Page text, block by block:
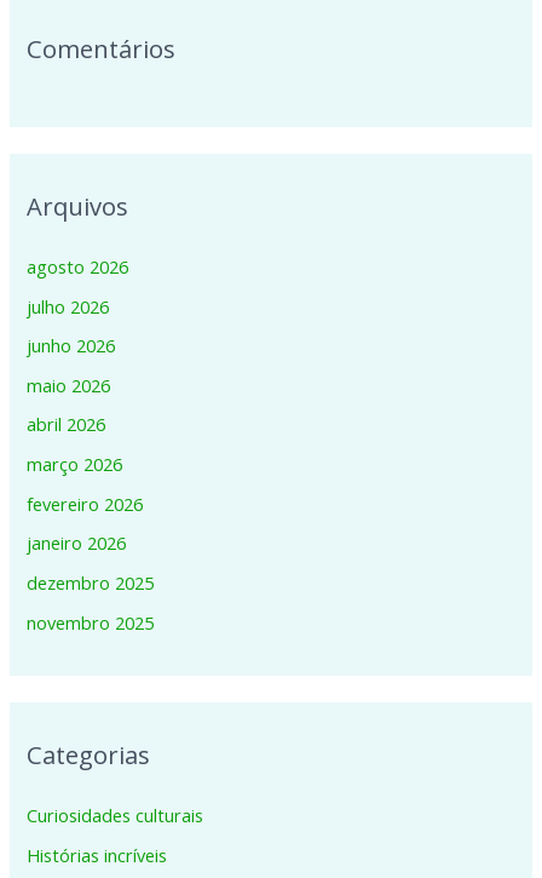
Comentários
Arquivos
agosto 2026
julho 2026
junho 2026
maio 2026
abril 2026
março 2026
fevereiro 2026
janeiro 2026
dezembro 2025
novembro 2025
Categorias
Curiosidades culturais
Histórias incríveis